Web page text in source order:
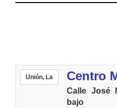
Unión, La Centro
Calle José
bajo